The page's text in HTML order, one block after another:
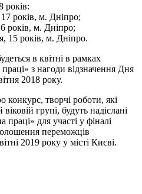
років:
років, м. Дніпро;
років, м. Дніпро;
15 років, м. Дніпро.
в квітні в рамках
з нагоди відзначення Дня
2018 року.
творчі роботи, які
групі, будуть надіслані
для участі у фіналі
переможців
2019 року у місті Києві.